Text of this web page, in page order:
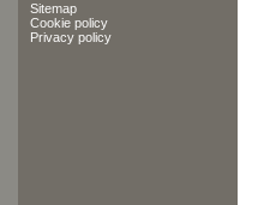
Sitemap
Cookie policy
Privacy policy